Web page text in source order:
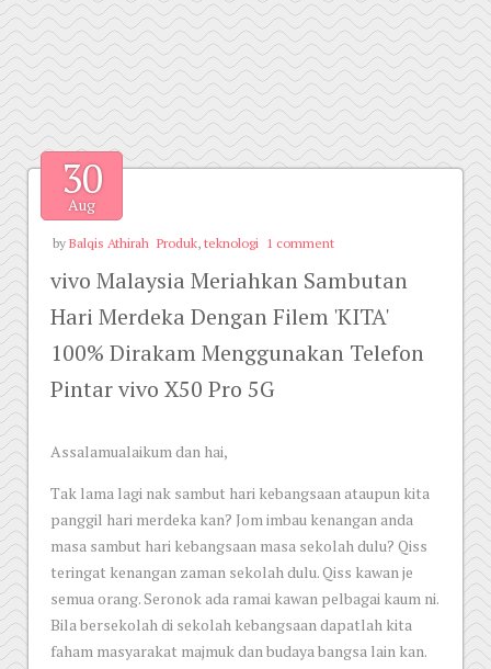
30
Aug
by Balqis Athirah Produk, teknologi 1 comment
vivo Malaysia Meriahkan Sambutan
Hari Merdeka Dengan Filem 'KITA'
100% Dirakam Menggunakan Telefon
Pintar vivo X50 Pro 5G
Assalamualaikum dan hai,
Tak lama lagi nak sambut hari kebangsaan ataupun kita
panggil hari merdeka kan? Jom imbau kenangan anda
masa sambut hari kebangsaan masa sekolah dulu? Qiss
teringat kenangan zaman sekolah dulu. Qiss kawan je
semua orang. Seronok ada ramai kawan pelbagai kaum ni.
Bila bersekolah di sekolah kebangsaan dapatlah kita
faham masyarakat majmuk dan budaya bangsa lain kan.